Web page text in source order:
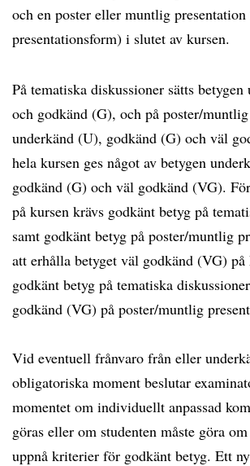
och en poster eller muntlig
presentationsform) i slutet av kursen.
På tematiska diskussioner sätts
och godkänd (G), och på poster/
underkänd (U), godkänd (G) och väl
hela kursen ges något av betygen
godkänd (G) och väl godkänd (VG).
på kursen krävs godkänt betyg på
samt godkänt betyg på poster/muntlig
att erhålla betyget väl godkänd (VG) på
godkänt betyg på tematiska
godkänd (VG) på poster/muntlig
Vid eventuell frånvaro från eller
obligatoriska moment beslutar
momentet om individuellt anpassad
göras eller om studenten måste göra
uppnå kriterier för godkänt betyg. Ett